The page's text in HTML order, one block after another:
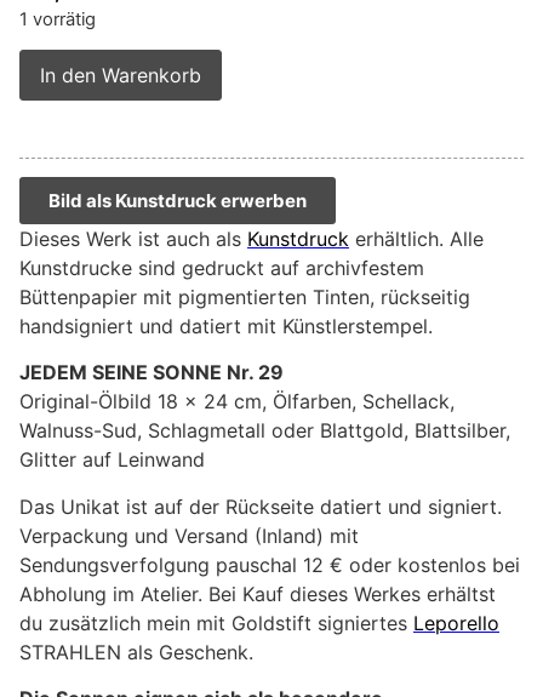
1 vorrätig
In den Warenkorb
Bild als Kunstdruck erwerben
Dieses Werk ist auch als Kunstdruck erhältlich. Alle
Kunstdrucke sind gedruckt auf archivfestem
Büttenpapier mit pigmentierten Tinten, rückseitig
handsigniert und datiert mit Künstlerstempel.
JEDEM SEINE SONNE Nr. 29
Original-Ölbild 18 x 24 cm, Ölfarben, Schellack,
Walnuss-Sud, Schlagmetall oder Blattgold, Blattsilber,
Glitter auf Leinwand
Das Unikat ist auf der Rückseite datiert und signiert.
Verpackung und Versand (Inland) mit
Sendungsverfolgung pauschal 12 € oder kostenlos bei
Abholung im Atelier. Bei Kauf dieses Werkes erhältst
du zusätzlich mein mit Goldstift signiertes Leporello
STRAHLEN als Geschenk.